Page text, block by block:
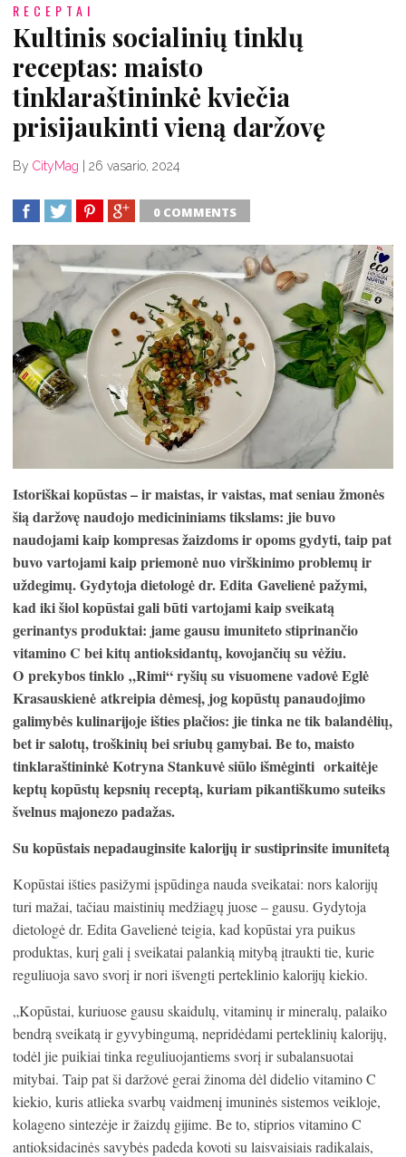
RECEPTAI
Kultinis socialinių tinklų
receptas: maisto
tinklaraštininkė kviečia
prisijaukinti vieną daržovę
By CityMag 26 vasario, 2024
0 COMMENTS
Istoriškai kopūstas – ir maistas, ir vaistas, mat seniau žmonės
šią daržovę naudojo medicininiams tikslams: jie buvo
naudojami kaip kompresas žaizdoms ir opoms gydyti, taip pat
buvo vartojami kaip priemonė nuo virškinimo problemų ir
uždegimų. Gydytoja dietologė dr. Edita Gavelienė pažymi,
kad iki šiol kopūstai gali būti vartojami kaip sveikatą
gerinantys produktai: jame gausu imuniteto stiprinančio
vitamino C bei kitų antioksidantų, kovojančių su vėžiu.
O prekybos tinklo „Rimi“ ryšių su visuomene vadovė Eglė
Krasauskienė atkreipia dėmesį, jog kopūstų panaudojimo
galimybės kulinarijoje išties plačios: jie tinka ne tik balandėlių,
bet ir salotų, troškinių bei sriubų gamybai. Be to, maisto
tinklaraštininkė Kotryna Stankuvė siūlo išmėginti orkaitėje
keptų kopūstų kepsnių receptą, kuriam pikantiškumo suteiks
švelnus majonezo padažas.
Su kopūstais nepadauginsite kalorijų ir sustiprinsite imunitetą
Kopūstai išties pasižymi įspūdinga nauda sveikatai: nors kalorijų
turi mažai, tačiau maistinių medžiagų juose – gausu. Gydytoja
dietologė dr. Edita Gavelienė teigia, kad kopūstai yra puikus
produktas, kurį gali į sveikatai palankią mitybą įtraukti tie, kurie
reguliuoja savo svorį ir nori išvengti perteklinio kalorijų kiekio.
„Kopūstai, kuriuose gausu skaidulų, vitaminų ir mineralų, palaiko
bendrą sveikatą ir gyvybingumą, nepridėdami perteklinių kalorijų,
todėl jie puikiai tinka reguliuojantiems svorį ir subalansuotai
mitybai. Taip pat ši daržovė gerai žinoma dėl didelio vitamino C
kiekio, kuris atlieka svarbų vaidmenį imuninės sistemos veikloje,
kolageno sintezėje ir žaizdų gijime. Be to, stiprios vitamino C
antioksidacinės savybės padeda kovoti su laisvaisiais radikalais,